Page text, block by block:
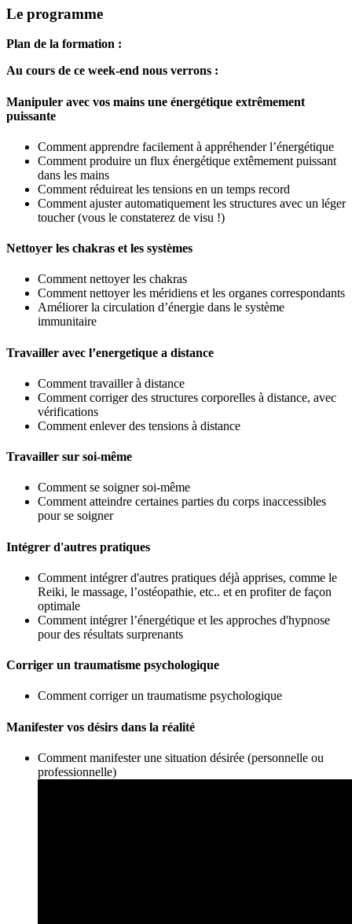
Le programme
Plan de la formation :
Au cours de ce week-end nous verrons :
Manipuler avec vos mains une énergétique extrêmement
puissante
Comment apprendre facilement à appréhender l’énergétique
Comment produire un flux énergétique extêmement puissant
dans les mains
Comment réduireat les tensions en un temps record
Comment ajuster automatiquement les structures avec un léger
toucher (vous le constaterez de visu !)
Nettoyer les chakras et les systèmes
Comment nettoyer les chakras
Comment nettoyer les méridiens et les organes correspondants
Améliorer la circulation d’énergie dans le système
immunitaire
Travailler avec l’energetique a distance
Comment travailler à distance
Comment corriger des structures corporelles à distance, avec
vérifications
Comment enlever des tensions à distance
Travailler sur soi-même
Comment se soigner soi-même
Comment atteindre certaines parties du corps inaccessibles
pour se soigner
Intégrer d'autres pratiques
Comment intégrer d'autres pratiques déjà apprises, comme le
Reiki, le massage, l’ostéopathie, etc.. et en profiter de façon
optimale
Comment intégrer l’énergétique et les approches d'hypnose
pour des résultats surprenants
Corriger un traumatisme psychologique
Comment corriger un traumatisme psychologique
Manifester vos désirs dans la réalité
Comment manifester une situation désirée (personnelle ou
professionnelle)